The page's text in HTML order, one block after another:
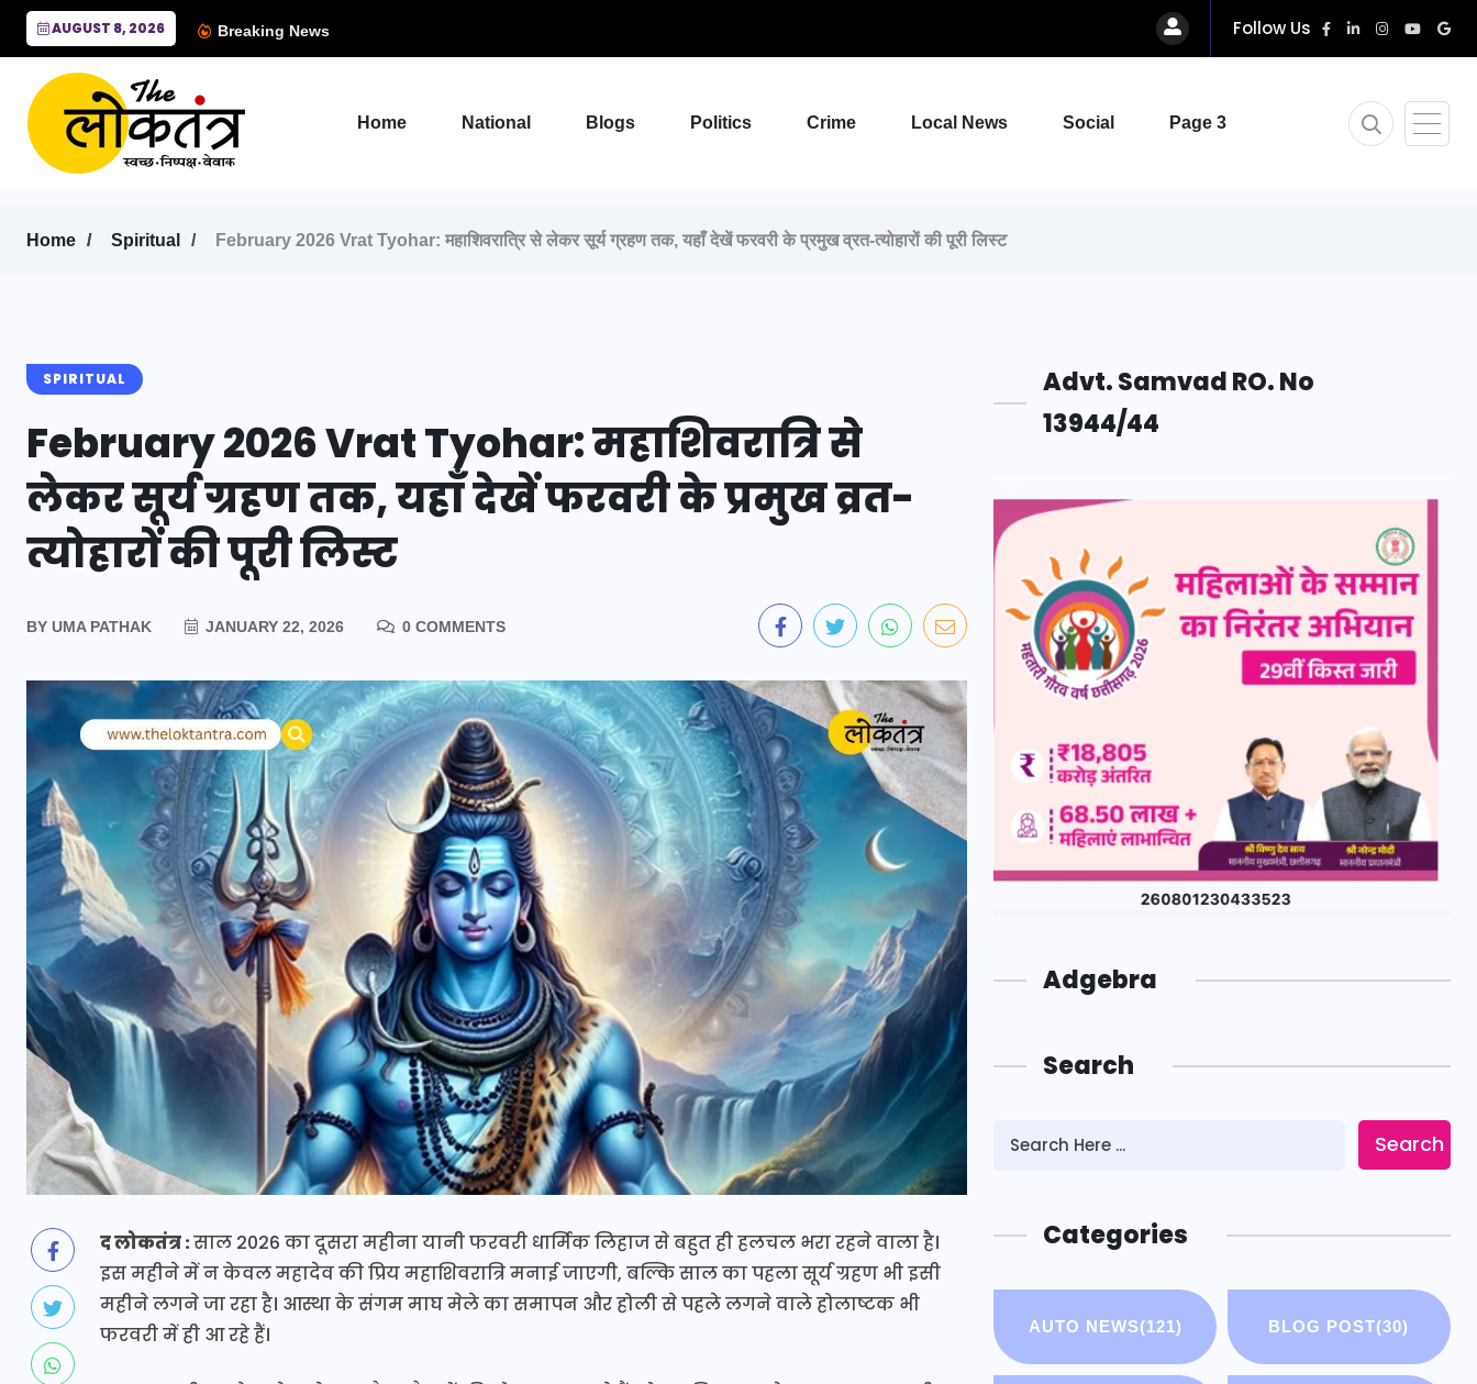
AUGUST 8, 2026 Breaking News Follow Us
Home National Blogs Politics Crime Local News Social Page 3
Home Spiritual February 2026 Vrat Tyohar: महाशिवरात्रि से लेकर सूर्य ग्रहण तक, यहाँ देखें फरवरी के प्रमुख व्रत-त्योहारों की पूरी लिस्ट
SPIRITUAL
February 2026 Vrat Tyohar: महाशिवरात्रि से
लेकर सूर्य ग्रहण तक, यहाँ देखें फरवरी के प्रमुख व्रत-
त्योहारों की पूरी लिस्ट
BY UMA PATHAK JANUARY 22, 2026 0 COMMENTS
द लोकतंत्र :साल 2026 का दूसरा महीना यानी फरवरी धार्मिक लिहाज से बहुत ही हलचल भरा रहने वाला है।
इस महीने में न केवल महादेव की प्रिय महाशिवरात्रि मनाई जाएगी, बल्कि साल का पहला सूर्य ग्रहण भी इसी
महीने लगने जा रहा है। आस्था के संगम माघ मेले का समापन और होली से पहले लगने वाले होलाष्टक भी
फरवरी में ही आ रहे हैं।
Advt. Samvad RO. No
13944/44
Adgebra
Search
Search
Categories
AUTO NEWS(121) BLOG POST(30)